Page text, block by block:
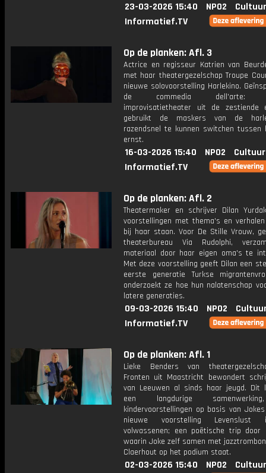
23-03-2026 15:40 NPO2
Informatief.TV
Op de planken: Afl. 3
Actrice en regisseur Katrien van
met haar theatergezelschap Troupe
nieuwe solovoorstelling Harlekino.
de commedia dell'arte:
improvisatietheater uit de zestiende
gebruikt de maskers van de
razendsnel te kunnen switchen tussen
ernst.
16-03-2026 15:40 NPO2
Informatief.TV
Op de planken: Afl. 2
Theatermaker en schrijver Dilan
voorstellingen met thema's en
bij haar staan. Voor De Stille Vrouw,
theaterbureau Via Rudolphi,
materiaal door haar eigen oma's te
Met deze voorstelling geeft Dilan een
eerste generatie Turkse
onderzoekt ze hoe hun nalatenschap
latere generaties.
09-03-2026 15:40 NPO2
Informatief.TV
Op de planken: Afl. 1
Lieke Benders van
Fronten uit Maastricht bewondert
van Leeuwen al sinds haar jeugd. Dit
een langdurige
kindervoorstellingen op basis van
nieuwe voorstelling
volwassenen; een poëtische trip door
waarin Joke zelf samen met
Claerhout op het podium staat.
02-03-2026 15:40 NPO2